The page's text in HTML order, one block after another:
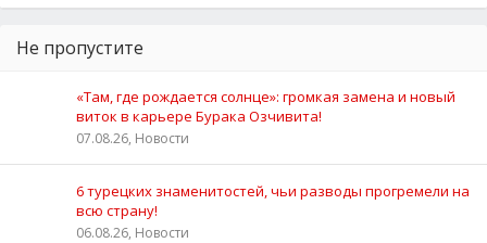
Не пропустите
«Там, где рождается солнце»: громкая замена и новый
виток в карьере Бурака Озчивита!
07.08.26, Новости
6 турецких знаменитостей, чьи разводы прогремели на
всю страну!
06.08.26, Новости